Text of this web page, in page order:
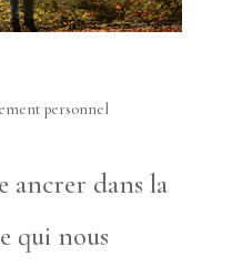
personnel
ancrer dans la
qui nous